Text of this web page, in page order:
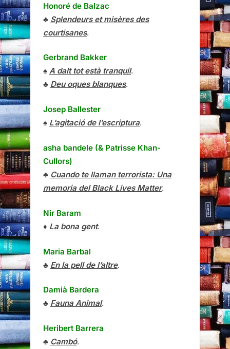
Honoré de Balzac
♣ Splendeurs et misères des
courtisanes.
Gerbrand Bakker
♠ A dalt tot està tranquil.
♣ Deu oques blanques.
Josep Ballester
♠ L’agitació de l’escriptura.
asha bandele (& Patrisse Khan-
Cullors)
♣ Cuando te llaman terrorista: Una
memoria del Black Lives Matter.
Nir Baram
♦ La bona gent.
Maria Barbal
♣ En la pell de l’altre.
Damià Bardera
♣ Fauna Animal.
Heribert Barrera
♣ Cambó.